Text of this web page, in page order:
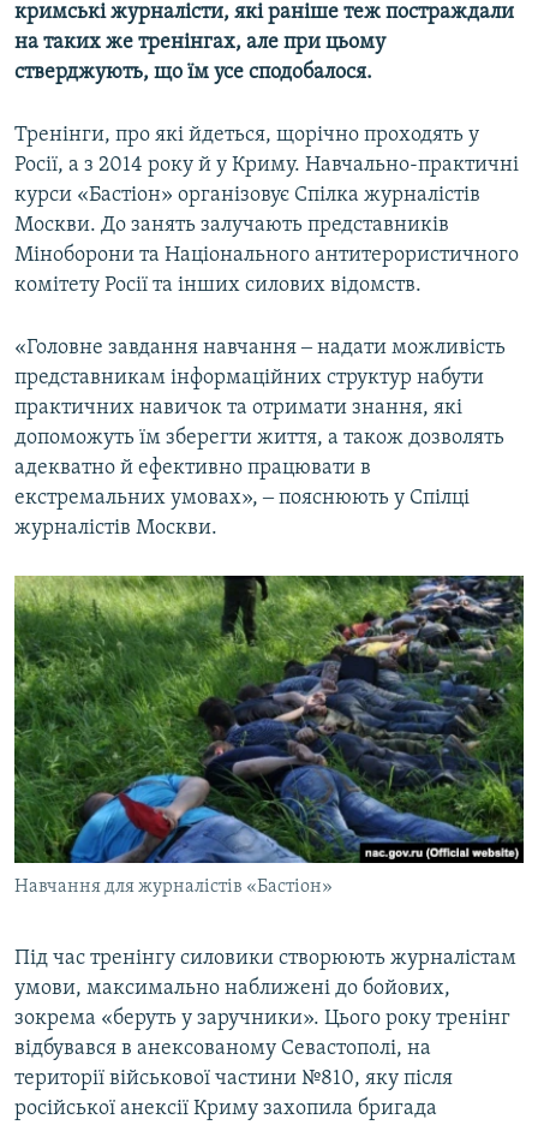
кримські журналісти, які раніше теж постраждали
на таких же тренінгах, але при цьому
стверджують, що їм усе сподобалося.
Тренінги, про які йдеться, щорічно проходять у
Росії, а з 2014 року й у Криму. Навчально-практичні
курси «Бастіон» організовує Спілка журналістів
Москви. До занять залучають представників
Міноборони та Національного антитерористичного
комітету Росії та інших силових відомств.
«Головне завдання навчання ‒ надати можливість
представникам інформаційних структур набути
практичних навичок та отримати знання, які
допоможуть їм зберегти життя, а також дозволять
адекватно й ефективно працювати в
екстремальних умовах», ‒ пояснюють у Спілці
журналістів Москви.
Навчання для журналістів «Бастіон»
Під час тренінгу силовики створюють журналістам
умови, максимально наближені до бойових,
зокрема «беруть у заручники». Цього року тренінг
відбувався в анексованому Севастополі, на
території військової частини №810, яку після
російської анексії Криму захопила бригада